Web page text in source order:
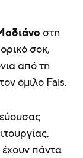
στη
σοκ,
από τη
όμιλο Fais.
έχουν πάντα